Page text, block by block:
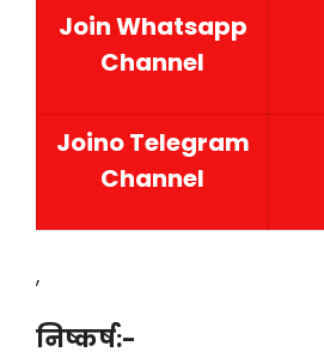
Join Whatsapp
Channel
Joino Telegram
Channel
,
निष्कर्ष:-